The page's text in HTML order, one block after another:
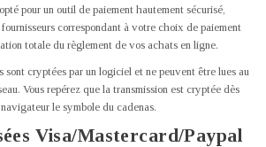
pour un outil de paiement hautement sécurisé,
correspondant à votre choix de paiement
totale du règlement de vos achats en ligne.
sont cryptées par un logiciel et ne peuvent être lues au
Vous repérez que la transmission est cryptée dès
le symbole du cadenas.
Visa/Mastercard/Paypal